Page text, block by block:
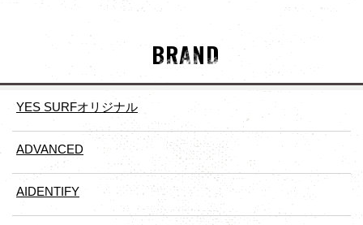
BRAND
YES SURFオリジナル
ADVANCED
AIDENTIFY